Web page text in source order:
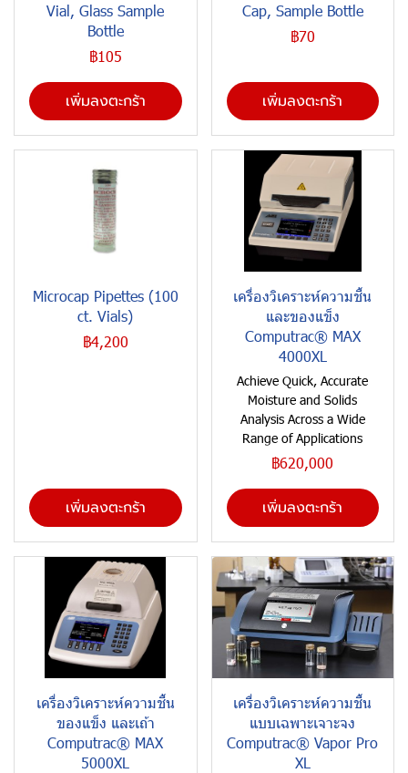
Vial, Glass Sample
Bottle
฿105
เพิ่มลงตะกร้า
Cap, Sample Bottle
฿70
เพิ่มลงตะกร้า
Microcap Pipettes (100
ct. Vials)
฿4,200
เพิ่มลงตะกร้า
เครื่องวิเคราะห์ความชื้น
และของแข็ง
Computrac® MAX
4000XL
Achieve Quick, Accurate
Moisture and Solids
Analysis Across a Wide
Range of Applications
฿620,000
เพิ่มลงตะกร้า
เครื่องวิเคราะห์ความชื้น
ของแข็ง และเถ้า
Computrac® MAX
5000XL
เครื่องวิเคราะห์ความชื้น
แบบเฉพาะเจาะจง
Computrac® Vapor Pro
XL